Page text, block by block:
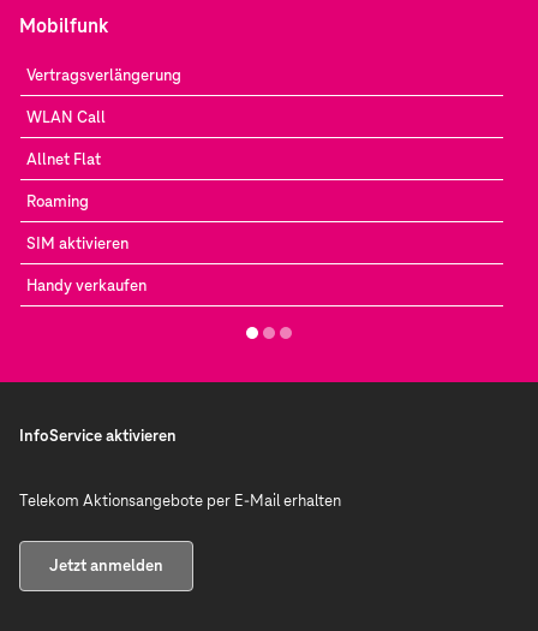
Mobilfunk
Vertragsverlängerung
WLAN Call
Allnet Flat
Roaming
SIM aktivieren
Handy verkaufen
InfoService aktivieren
Telekom Aktionsangebote per E-Mail erhalten
Jetzt anmelden